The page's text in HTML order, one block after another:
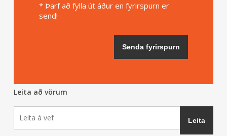
* Þarf að fylla út áður en fyrirspurn er
send!
Leita að vörum